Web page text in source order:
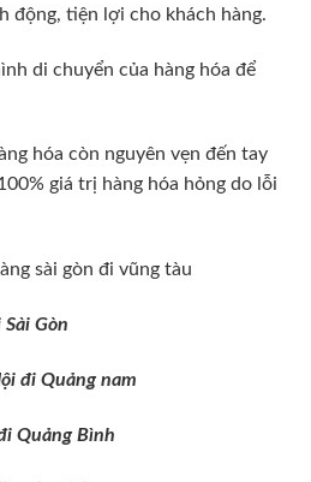
động, tiện lợi cho khách hàng.
di chuyển của hàng hóa để
hóa còn nguyên vẹn đến tay
giá trị hàng hóa hỏng do lỗi
sài gòn đi vũng tàu
Gòn
đi Quảng nam
Quảng Bình